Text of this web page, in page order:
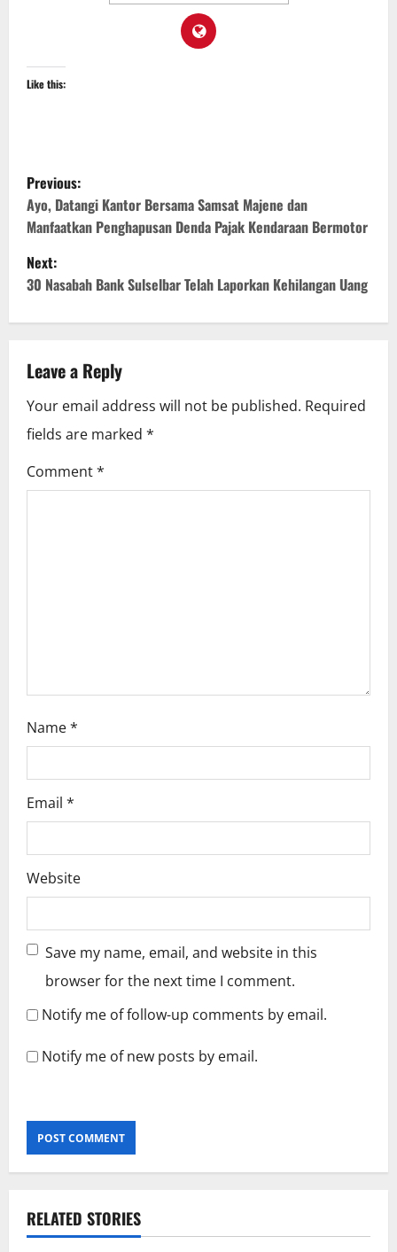
Like this:
P
o
s
t
n
a
v
i
g
Previous:
Ayo, Datangi Kantor Bersama Samsat Majene dan
Manfaatkan Penghapusan Denda Pajak Kendaraan Bermotor
Next:
30 Nasabah Bank Sulselbar Telah Laporkan Kehilangan Uang
Leave a Reply
Your email address will not be published. Required
fields are marked *
Comment*
Name*
Email *
Website
Save my name, email, and website in this
browser for the next time I comment.
Notify me of follow-up comments by email.
Notify me of new posts by email.
RELATED STORIES